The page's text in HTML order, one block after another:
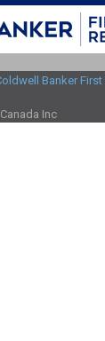
Banker
Inc